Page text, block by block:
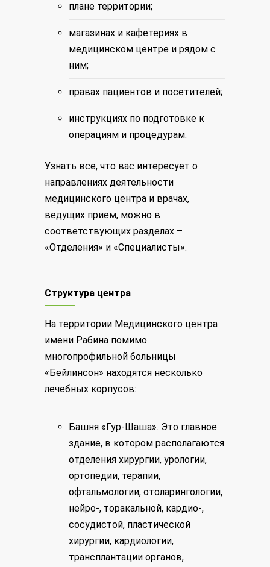
плане территории;
магазинах и кафетериях в
медицинском центре и рядом с
ним;
правах пациентов и посетителей;
инструкциях по подготовке к
операциям и процедурам.
Узнать все, что вас интересует о
направлениях деятельности
медицинского центра и врачах,
ведущих прием, можно в
соответствующих разделах –
«Отделения» и «Специалисты».
Структура центра
На территории Медицинского центра
имени Рабина помимо
многопрофильной больницы
«Бейлинсон» находятся несколько
лечебных корпусов:
Башня «Гур-Шаша». Это главное
здание, в котором располагаются
отделения хирургии, урологии,
ортопедии, терапии,
офтальмологии, отоларингологии,
нейро-, торакальной, кардио-,
сосудистой, пластической
хирургии, кардиологии,
трансплантации органов,